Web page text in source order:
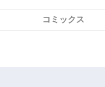
コミックス